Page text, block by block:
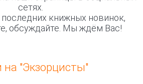
сетях.
последних книжных новинок,
обсуждайте. Мы ждём Вас!
"Экзорцисты"